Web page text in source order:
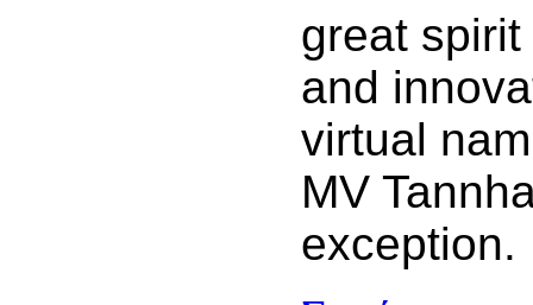
great
and
virtual
MV
exception.